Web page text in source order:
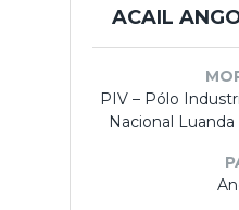
ACAIL
PIV – Pólo
Nacional